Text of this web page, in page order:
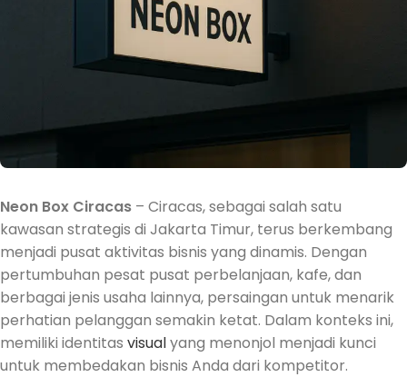
Neon Box Ciracas – Ciracas, sebagai salah satu
kawasan strategis di Jakarta Timur, terus berkembang
menjadi pusat aktivitas bisnis yang dinamis. Dengan
pertumbuhan pesat pusat perbelanjaan, kafe, dan
berbagai jenis usaha lainnya, persaingan untuk menarik
perhatian pelanggan semakin ketat. Dalam konteks ini,
memiliki identitas visualyang menonjol menjadi kunci
untuk membedakan bisnis Anda dari kompetitor.